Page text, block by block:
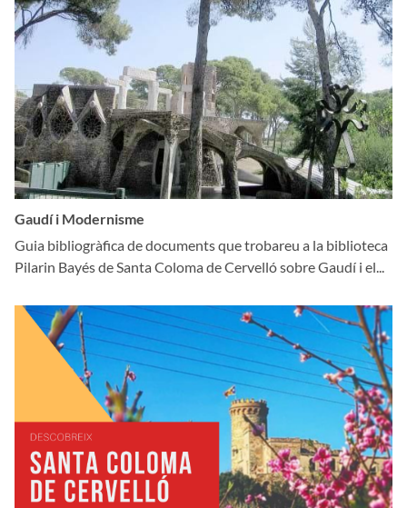
Gaudí i Modernisme
Guia bibliogràfica de documents que trobareu a la biblioteca
Pilarin Bayés de Santa Coloma de Cervelló sobre Gaudí i el...